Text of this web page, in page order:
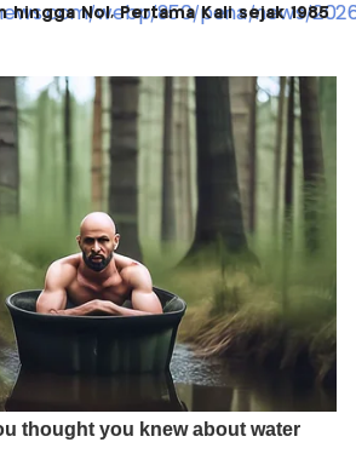
hingga Nol, Pertama Kali sejak 1985